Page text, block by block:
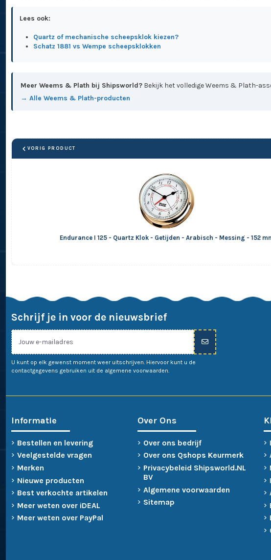
Lees ook:
Quartz of mechanische scheepsklok kiezen?
Schatz 1881 vs Wempe scheepsklokken
Meer Weems & Plath bij Shipsworld? Bekijk het volledige Weems & Plath-
→ Alle Weems & Plath-producten
VORIG PRODUCT
Endurance I 125 - Quartz Klok - Getijden - Arabisch - Messing - 152
Schrijf je in voor de nieuwsbrief
U kunt op elk gewenst moment weer uitschrijven. Hiervoor kunt u de
contactgegevens gebruiken uit de algemene voorwaarden.
Informatie
Bestellen en levering
Veelgestelde vragen
Merken
Nieuwe producten
Best verkochte artikelen
Meer weten over iDEAL
Meer weten over PayPal
Over Ons
Over ons bedrijf
Over ons Qshops Keurmerk
Privacybeleid Shipsworld.NL
BV
Algemene voorwaarden
Sitemap